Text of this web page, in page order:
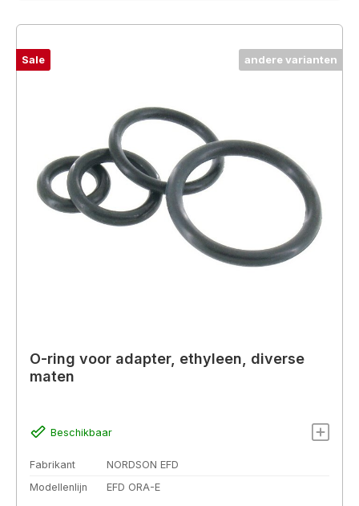
andere varianten
Sale
O-ring voor adapter, ethyleen, diverse
maten
Beschikbaar
Fabrikant
NORDSON EFD
Modellenlijn
EFD ORA-E